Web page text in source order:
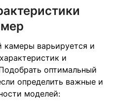
варьируется и
и
оптимальный
определить важные и
моделей: